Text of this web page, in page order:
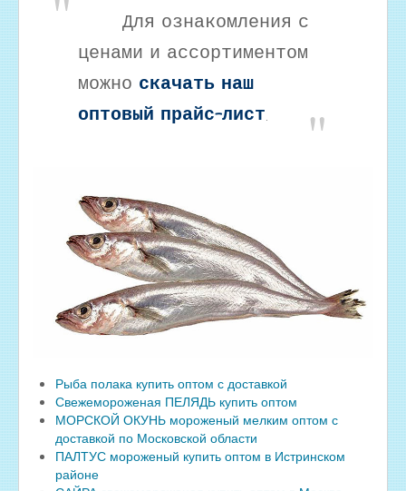
Для ознакомления с
ценами и ассортиментом
можно скачать наш
оптовый прайс-лист.
Рыба полака купить оптом с доставкой
Свежемороженая ПЕЛЯДЬ купить оптом
МОРСКОЙ ОКУНЬ мороженый мелким оптом с
доставкой по Московской области
ПАЛТУС мороженый купить оптом в Истринском
районе